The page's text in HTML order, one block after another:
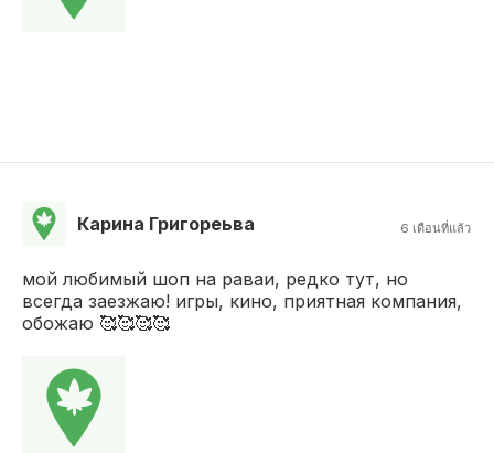
Карина Григореьва 6 เดือนที่แล้ว
мой любимый шоп на раваи, редко тут, но
всегда заезжаю! игры, кино, приятная компания,
обожаю 🥰🥰🥰🥰